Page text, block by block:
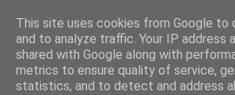
This site uses cookies from Google to
and to analyze traffic. Your IP address
shared with Google along with
metrics to ensure quality of service,
statistics, and to detect and address
ROADGALAXY - Media Center